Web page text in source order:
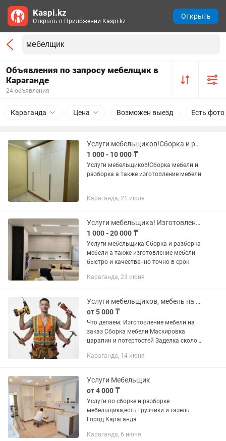
Объявления по запросу мебелщик в
Караганде
24 объявления
Караганда Цена Возможен выезд Есть фото
Услуги мебельщиков!Сборка и разборка мебели а также изготовление мебели
1 000 - 10 000 ₸
Услуги мебельщиков!Сборка мебели и
разборка а также изготовление мебели
Караганда, 21 июля
Услуги мебельщика! Изготовления мебель под любую дизайн сборка разборка
1 000 - 20 000 ₸
Услуги мебельщика!Сборка и разборка
мебели а также изготовление мебели
быстро и качественно точно в срок
Караганда, 23 июня
Услуги мебельщиков, мебель на заказ, ремонт мебели.
от 5 000 ₸
Что делаем: Изготовление мебели на
заказ Сборка мебели Маскировка
царапин и потертостей Заделка сколов
фурнитуры (ручек, петель,
Караганда, 14 июня
Услуги Мебельщик
от 4 000 ₸
Услуги по сборке и разборке
мебельщика,есть грузчики и газель
Город Караганда
Караганда, 6 июня
Kaspi.kz
Открыть в Приложении Kaspi.kz
Открыть